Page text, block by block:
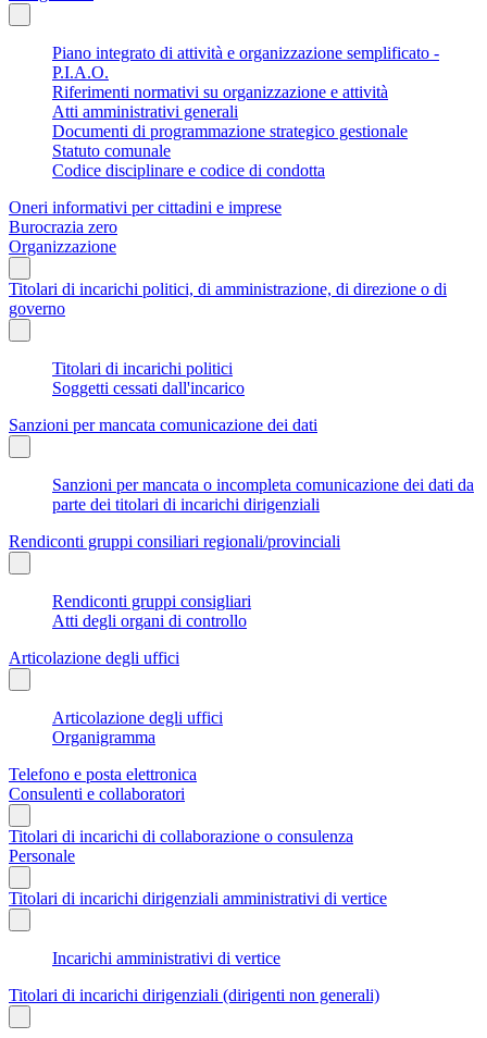
Piano integrato di attività e organizzazione semplificato -
P.I.A.O.
Riferimenti normativi su organizzazione e attività
Atti amministrativi generali
Documenti di programmazione strategico gestionale
Statuto comunale
Codice disciplinare e codice di condotta
Oneri informativi per cittadini e imprese
Burocrazia zero
Organizzazione
Titolari di incarichi politici, di amministrazione, di direzione o di
governo
Titolari di incarichi politici
Soggetti cessati dall'incarico
Sanzioni per mancata comunicazione dei dati
Sanzioni per mancata o incompleta comunicazione dei dati da
parte dei titolari di incarichi dirigenziali
Rendiconti gruppi consiliari regionali/provinciali
Rendiconti gruppi consigliari
Atti degli organi di controllo
Articolazione degli uffici
Articolazione degli uffici
Organigramma
Telefono e posta elettronica
Consulenti e collaboratori
Titolari di incarichi di collaborazione o consulenza
Personale
Titolari di incarichi dirigenziali amministrativi di vertice
Incarichi amministrativi di vertice
Titolari di incarichi dirigenziali (dirigenti non generali)